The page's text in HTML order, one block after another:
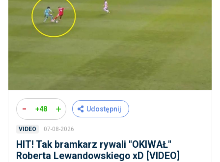
- +48 + Udostępnij
VIDEO 07-08-2026
HIT! Tak bramkarz rywali ''OKIWAŁ''
Roberta Lewandowskiego xD [VIDEO]